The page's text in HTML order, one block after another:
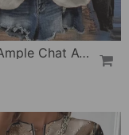
Sweat Ample Chat Avec Bloc De Couleurs